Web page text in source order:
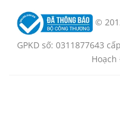
©
GPKD số: 0311877643
Hoạch